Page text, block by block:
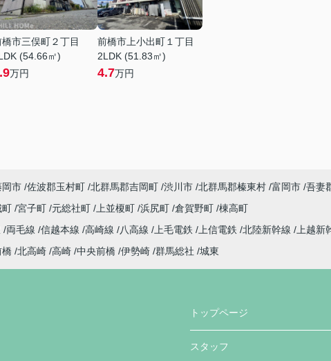
橋市三俣町２丁目
(54.66㎡)
万円
前橋市上小出町１丁目
2LDK (51.83㎡)
4.7万円
岡市 佐波郡玉村町 北群馬郡吉岡町 渋川市 北群馬郡榛東村 富岡市 吾妻
町 宮子町 元総社町 上並榎町 浜尻町 倉賀野町 棟高町
両毛線 信越本線 高崎線 八高線 上毛電鉄 上信電鉄 北陸新幹線
上越新
北高崎 高崎 中央前橋 伊勢崎 群馬総社 城東
トップページ
スタッフ